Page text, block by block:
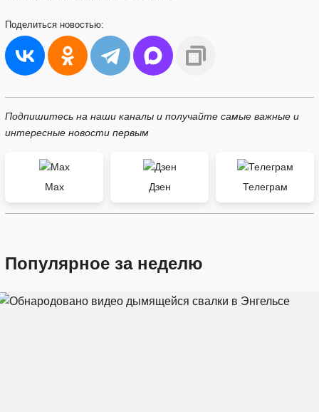
Поделиться новостью:
Подпишитесь на наши каналы и получайте самые важные и
интересные новости первым
Max Дзен Телеграм
Популярное за неделю